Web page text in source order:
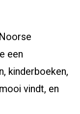
een
kinderboeken,
vindt, en